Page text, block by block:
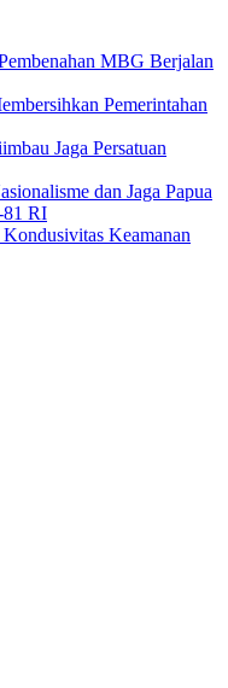
MBG Berjalan
Pemerintahan
Jaga Persatuan
dan Jaga Papua
81 RI
Keamanan